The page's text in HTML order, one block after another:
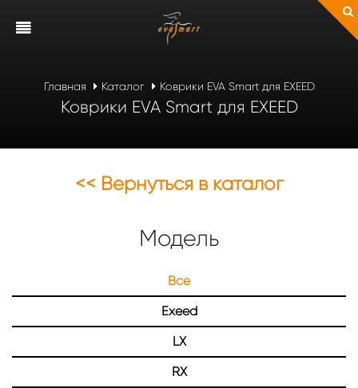
Главная Каталог Коврики EVA Smart для EXEED
Коврики EVA Smart для EXEED
<< Вернуться в каталог
Модель
Все
Exeed
LX
RX